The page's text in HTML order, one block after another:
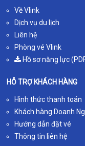
Về Vlink
Dịch vụ du lịch
Liên hệ
Phòng vé Vlink
Hồ sơ năng lực
HỖ TRỢ KHÁCH HÀNG
Hình thức thanh toán
Khách hàng Doanh
Hướng dẫn đặt vé
Thông tin liên hệ